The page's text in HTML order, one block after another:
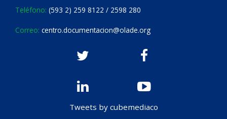
Teléfono: (593 2) 259 8122 / 2598 280
Correo: centro.documentacion@olade.org
Tweets by cubemediaco